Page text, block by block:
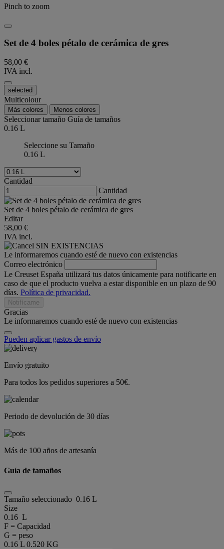
Pinch to zoom
Set de 4 boles pétalo de cerámica de gres
58,00 €
IVA incl.
selected
Multicolour
Más colores Menos colores
Seleccionar tamaño Guía de tamaños
0.16 L
Seleccione su Tamaño
0.16 L
Cantidad
Cantidad
Set de 4 boles pétalo de cerámica de gres
Editar
58,00 €
IVA incl.
SIN EXISTENCIAS
Le informaremos cuando esté de nuevo con existencias
Correo electrónico
Le Creuset España utilizará tus datos únicamente para notificarte en
caso de que el producto vuelva a estar disponible en un plazo de 90
días. Política de privacidad.
Notifícame
Gracias
Le informaremos cuando esté de nuevo con existencias
Pueden aplicar gastos de envío
Envío gratuito
Para todos los pedidos superiores a 50€.
Periodo de devolución de 30 días
Más de 100 años de artesanía
Guía de tamaños
Tamaño seleccionado 0.16 L
Size
0.16 L
F = Capacidad
G = peso
0.16 L 0.520 KG